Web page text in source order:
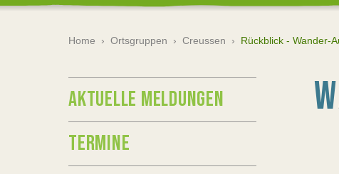
Home › Ortsgruppen › Creussen › Rückblick - Wander-
AKTUELLE MELDUNGEN
TERMINE